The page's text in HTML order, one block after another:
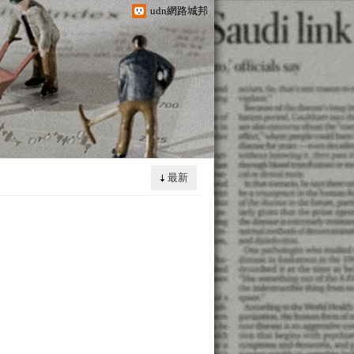
udn網路城邦
最新